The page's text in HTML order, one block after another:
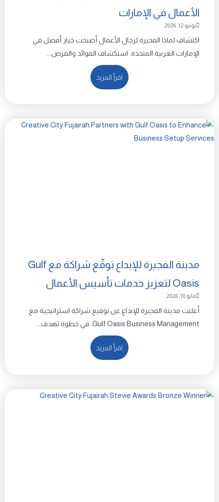
الأعمال في الإمارات
يونيو 12, 2026
اكتشاف لماذا الفجيرة لرجال الأعمال أصبحت خيار أفضل في
الإمارات العربية المتحدة. استكشاف الفوائد والفرص...
اقرأ المزيد
مدينة الفجيرة للإبداع توقّع شراكة مع Gulf
Oasis لتعزيز خدمات تأسيس الأعمال
مايو 18, 2026
أعلنت مدينة الفجيرة للإبداع عن توقيع شراكة استراتيجية مع
Gulf Oasis Business Management، في خطوة تهدف...
اقرأ المزيد